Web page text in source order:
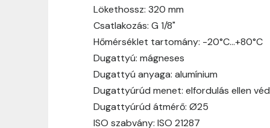
Lökethossz: 320 mm
Csatlakozás: G 1/8"
Hőmérséklet tartomány: -20°C…+80°C
Dugattyú: mágneses
Dugattyú anyaga: alumínium
Dugattyúrúd menet: elfordulás ellen
Dugattyúrúd átmérő: Ø25
ISO szabvány: ISO 21287
hosszabb ideig tart, előre
Szállítási díj:
A szállítási díj függ
megtekinthetitek, mielőtt a